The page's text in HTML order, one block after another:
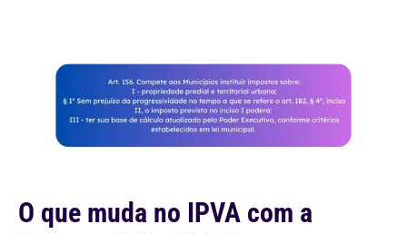
O que muda no IPVA com a